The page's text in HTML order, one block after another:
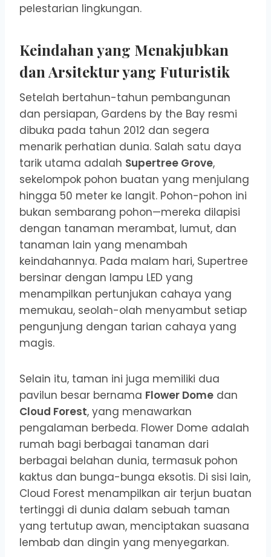
pelestarian lingkungan.
Keindahan yang Menakjubkan
dan Arsitektur yang Futuristik
Setelah bertahun-tahun pembangunan
dan persiapan, Gardens by the Bay resmi
dibuka pada tahun 2012 dan segera
menarik perhatian dunia. Salah satu daya
tarik utama adalah Supertree Grove,
sekelompok pohon buatan yang menjulang
hingga 50 meter ke langit. Pohon-pohon ini
bukan sembarang pohon—mereka dilapisi
dengan tanaman merambat, lumut, dan
tanaman lain yang menambah
keindahannya. Pada malam hari, Supertree
bersinar dengan lampu LED yang
menampilkan pertunjukan cahaya yang
memukau, seolah-olah menyambut setiap
pengunjung dengan tarian cahaya yang
magis.
Selain itu, taman ini juga memiliki dua
pavilun besar bernama Flower Dome dan
Cloud Forest, yang menawarkan
pengalaman berbeda. Flower Dome adalah
rumah bagi berbagai tanaman dari
berbagai belahan dunia, termasuk pohon
kaktus dan bunga-bunga eksotis. Di sisi lain,
Cloud Forest menampilkan air terjun buatan
tertinggi di dunia dalam sebuah taman
yang tertutup awan, menciptakan suasana
lembab dan dingin yang menyegarkan.